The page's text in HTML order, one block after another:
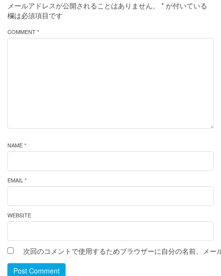
メールアドレスが公開されることはありません。 * が付いている
欄は必須項目です
COMMENT *
NAME *
EMAIL *
WEBSITE
次回のコメントで使用するためブラウザーに自分の名前、メー
Post Comment